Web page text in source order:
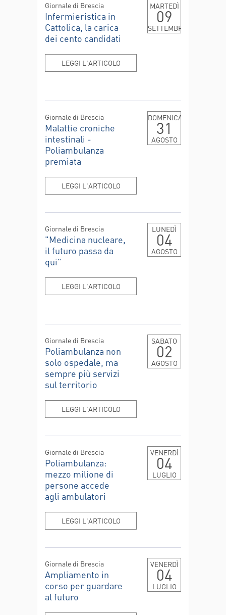
Giornale di Brescia
Infermieristica in
Cattolica, la carica
dei cento candidati
LEGGI L'ARTICOLO
MARTEDÌ
09
SETTEMBRE
Giornale di Brescia
Malattie croniche
intestinali -
Poliambulanza
premiata
LEGGI L'ARTICOLO
DOMENICA
31
AGOSTO
Giornale di Brescia
"Medicina nucleare,
il futuro passa da
qui"
LEGGI L'ARTICOLO
LUNEDÌ
04
AGOSTO
Giornale di Brescia
Poliambulanza non
solo ospedale, ma
sempre più servizi
sul territorio
LEGGI L'ARTICOLO
SABATO
02
AGOSTO
Giornale di Brescia
Poliambulanza:
mezzo milione di
persone accede
agli ambulatori
LEGGI L'ARTICOLO
VENERDÌ
04
LUGLIO
Giornale di Brescia
Ampliamento in
corso per guardare
al futuro
VENERDÌ
04
LUGLIO